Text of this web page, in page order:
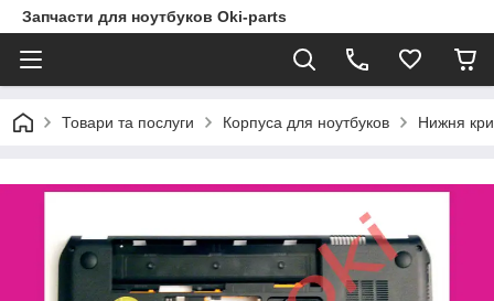
Запчасти для ноутбуков Oki-parts
Товари та послуги Корпуса для ноутбуков Нижня